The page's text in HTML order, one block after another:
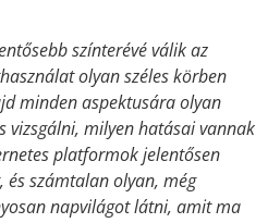
színterévé válik az
olyan széles körben
minden aspektusára olyan
vizsgálni, milyen hatásai vannak
platformok jelentősen
számtalan olyan, még
napvilágot látni, amit ma